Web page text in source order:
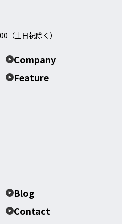
（土日祝除く）
Company
Feature
Blog
Contact